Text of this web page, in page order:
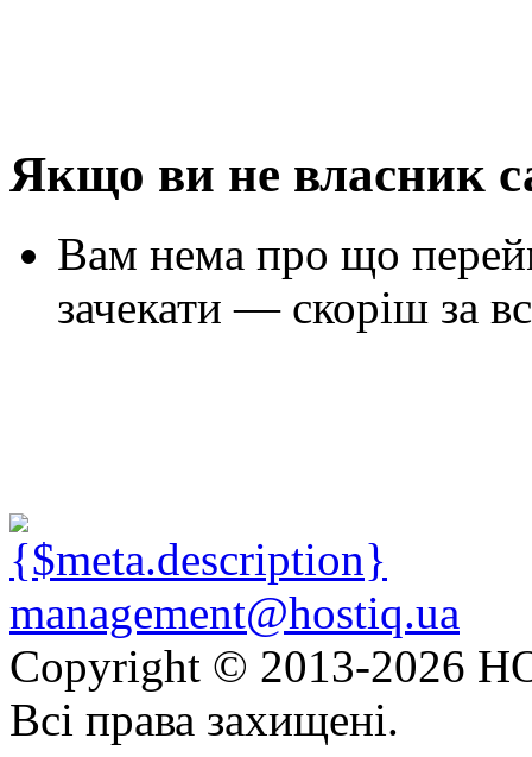
Якщо ви не власник
Вам нема про що
зачекати — скоріш за
management@hostiq.ua
Copyright © 2013-2026
Всі права захищені.